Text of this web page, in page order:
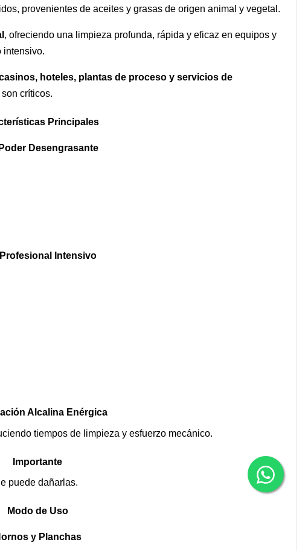
provenientes de aceites y grasas de origen animal y vegetal.
, ofreciendo una limpieza profunda, rápida y eficaz en equipos y
intensivo.
hoteles, plantas de proceso y servicios de
críticos.
Principales
Desengrasante
Intensivo
Alcalina Enérgica
tiempos de limpieza y esfuerzo mecánico.
Importante
puede dañarlas.
Modo de Uso
y Planchas